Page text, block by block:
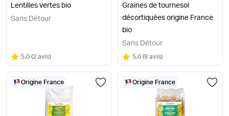
Lentilles vertes bio
Sans Détour
Note
5.0 sur 5
(2 avis)
Graines de tournesol
décortiquées origine France
bio
Sans Détour
Note
5.0 sur 5
(9 avis)
Origine France Origine France